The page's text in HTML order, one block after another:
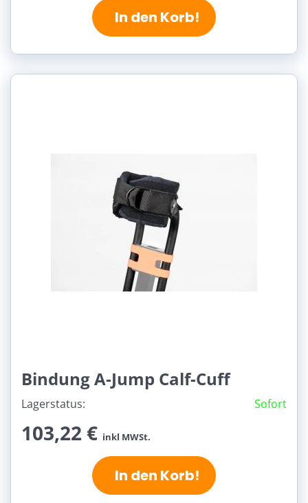
In den Korb!
Bindung A-Jump Calf-Cuff
Lagerstatus: Sofort
103,22 € inkl MWSt.
In den Korb!